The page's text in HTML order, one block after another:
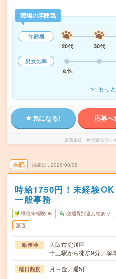
職場の雰囲気
年齢層
20代
30代
男女比率
女性
もっ
気になる! 応募へ
派遣会社 株式会社リク
未読 掲載日 2026/08/08
時給1750円！未経験
一般事務
職種未経験OK 交通費別途支給あり
派遣
勤務地
大阪市淀川区
十三駅から徒歩9分／塚
曜日頻度 月～金／週5日